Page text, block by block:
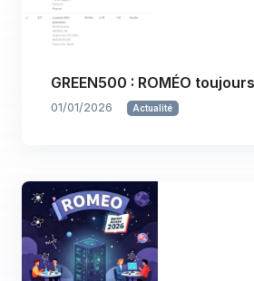
GREEN500 : ROMÉO
01/01/2026 Actualité